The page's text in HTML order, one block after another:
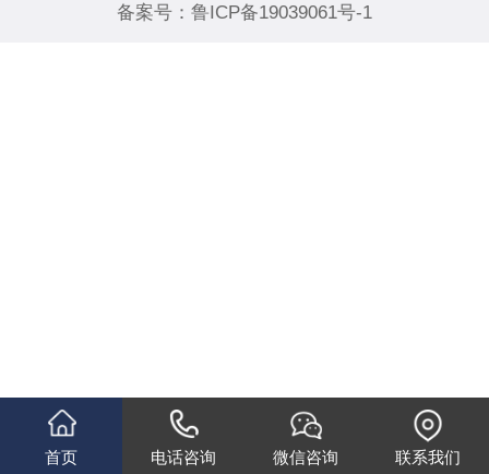
备案号： 鲁ICP备19039061号-1
首页 电话咨询 微信咨询 联系我们